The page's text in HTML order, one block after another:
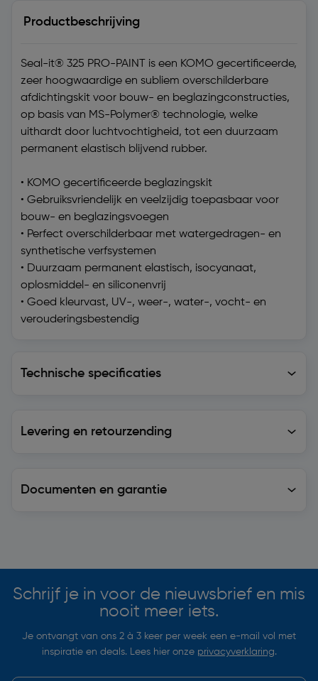
Productbeschrijving
Seal-it® 325 PRO-PAINT is een KOMO gecertificeerde,
zeer hoogwaardige en subliem overschilderbare
afdichtingskit voor bouw- en beglazingconstructies,
op basis van MS-Polymer® technologie, welke
uithardt door luchtvochtigheid, tot een duurzaam
permanent elastisch blijvend rubber.
• KOMO gecertificeerde beglazingskit
• Gebruiksvriendelijk en veelzijdig toepasbaar voor
bouw- en beglazingsvoegen
• Perfect overschilderbaar met watergedragen- en
synthetische verfsystemen
• Duurzaam permanent elastisch, isocyanaat,
oplosmiddel- en siliconenvrij
• Goed kleurvast, UV-, weer-, water-, vocht- en
verouderingsbestendig
Technische specificaties
Levering en retourzending
Documenten en garantie
Schrijf je in voor de nieuwsbrief en mis
nooit meer iets.
Je ontvangt van ons 2 à 3 keer per week een e-mail vol met
inspiratie en deals. Lees hier onze privacyverklaring.